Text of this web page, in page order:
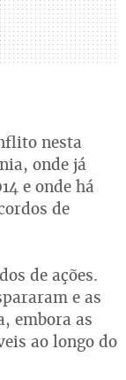
nesta
onde já
e onde há
de
de ações.
e as
embora as
ao longo do